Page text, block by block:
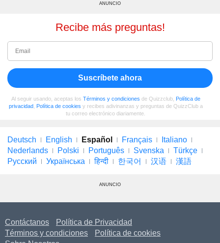
ANUNCIO
Recibe más preguntas!
Suscríbete ahora
Al seguir usando, aceptas los Términos y condiciones de Quizzclub, Política de
privacidad, Política de cookies y recibes adivinanzas y preguntas de QuizzClub a
tu correo electrónico diariamente.
Deutsch English Español Français
Italiano
Nederlands
Polski Português Svenska
Türkçe
Русский
Українська हिन्दी 한국어 汉语 漢語
ANUNCIO
Contáctanos
Política de Privacidad
Términos y condiciones
Política de cookies